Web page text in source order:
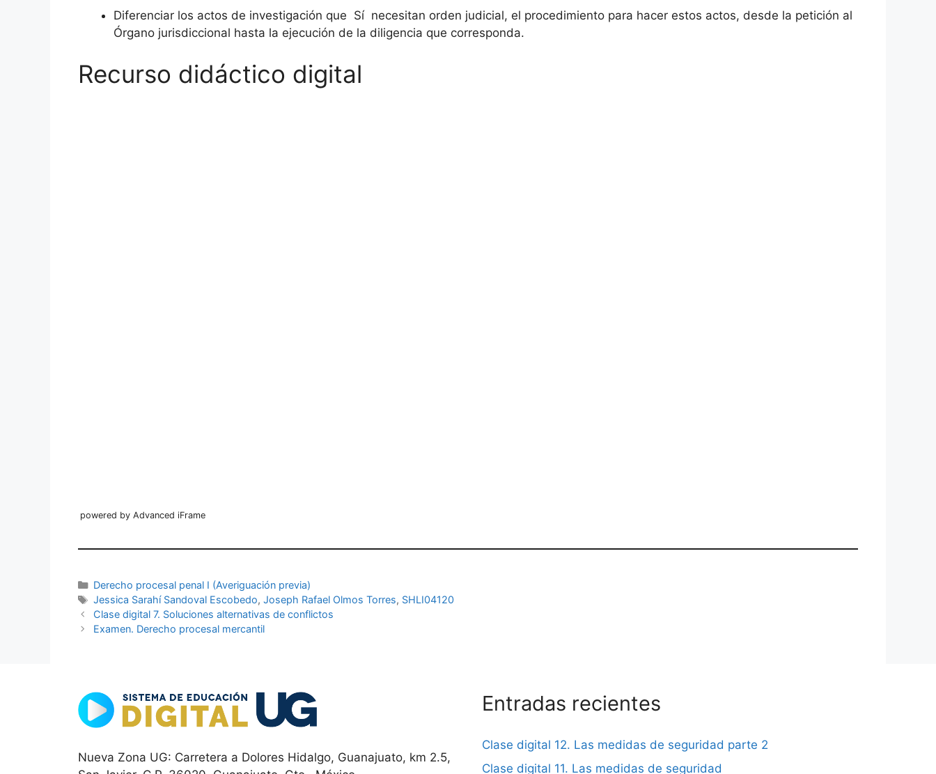
Diferenciar los actos de investigación que Sí necesitan orden judicial, el procedimiento para hacer estos actos, desde la petición al
Órgano jurisdiccional hasta la ejecución de la diligencia que corresponda.
Recurso didáctico digital
powered by Advanced iFrame
Categorías
Derecho procesal penal I (Averiguación previa)
Etiquetas
Jessica Sarahí Sandoval Escobedo, Joseph Rafael Olmos Torres, SHLI04120
Clase digital 7. Soluciones alternativas de conflictos
Examen. Derecho procesal mercantil
Nueva Zona UG: Carretera a Dolores Hidalgo, Guanajuato, km 2.5,
Entradas recientes
Clase digital 12. Las medidas de seguridad parte 2
Clase digital 11. Las medidas de seguridad